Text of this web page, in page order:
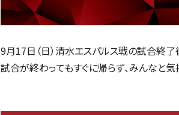
9月17日（日）清水エスパルス戦の試合終
試合が終わってもすぐに帰らず、みんなと